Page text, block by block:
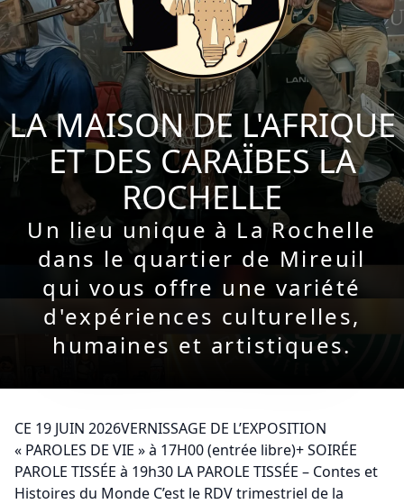
LA MAISON DE L'AFRIQUE
ET DES CARAÏBES LA
ROCHELLE
Un lieu unique à La Rochelle
dans le quartier de Mireuil
qui vous offre une variété
d'expériences culturelles,
humaines et artistiques.
CE 19 JUIN 2026VERNISSAGE DE L’EXPOSITION
« PAROLES DE VIE » à 17H00 (entrée libre)+ SOIRÉE
PAROLE TISSÉE à 19h30 LA PAROLE TISSÉE – Contes et
Histoires du Monde C’est le RDV trimestriel de la